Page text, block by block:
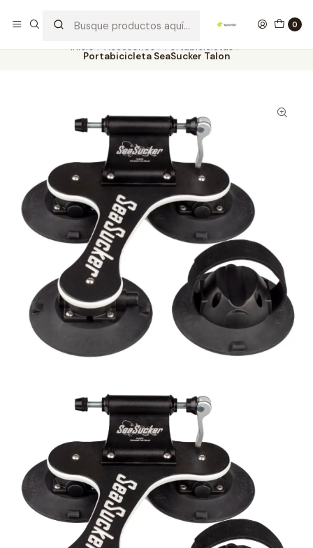
0
Inicio Accesorios Portabicicletas
Portabicicleta SeaSucker Talon